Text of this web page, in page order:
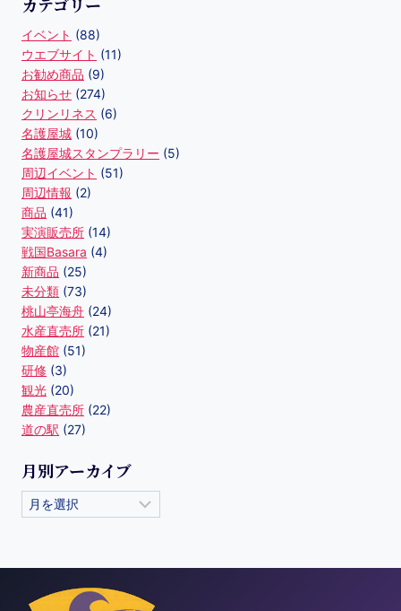
カテゴリー
イベント (88)
ウエブサイト (11)
お勧め商品 (9)
お知らせ (274)
クリンリネス (6)
名護屋城 (10)
名護屋城スタンプラリー (5)
周辺イベント (51)
周辺情報 (2)
商品 (41)
実演販売所 (14)
戦国Basara (4)
新商品 (25)
未分類 (73)
桃山亭海舟 (24)
水産直売所 (21)
物産館 (51)
研修 (3)
観光 (20)
農産直売所 (22)
道の駅 (27)
月別アーカイブ